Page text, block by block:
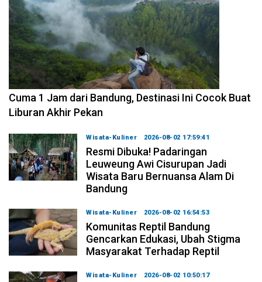
2026-08-07 15:00:00
Cuma 1 Jam dari Bandung, Destinasi Ini Cocok Buat
Liburan Akhir Pekan
Wisata-Kuliner 2026-08-02 17:59:41
Resmi Dibuka! Padaringan
Leuweung Awi Cisurupan Jadi
Wisata Baru Bernuansa Alam Di
Bandung
Wisata-Kuliner 2026-08-02 16:54:53
Komunitas Reptil Bandung
Gencarkan Edukasi, Ubah Stigma
Masyarakat Terhadap Reptil
Wisata-Kuliner 2026-08-02 10:50:17